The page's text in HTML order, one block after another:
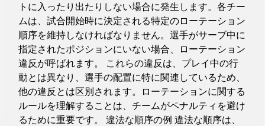
トに入ったり出たりしない場合に発生します。各チー
ムは、試合開始時に決定される特定のローテーション
順序を維持しなければなりません。選手がサーブ中に
指定されたポジションにいない場合、ローテーション
違反が呼ばれます。 これらの違反は、プレイ中の行
動とは異なり、選手の配置に特に関連しているため、
他の違反とは区別されます。ローテーションに関する
ルールを理解することは、チームがペナルティを避け
るために重要です。 違法な順序の例 違法な順序は、